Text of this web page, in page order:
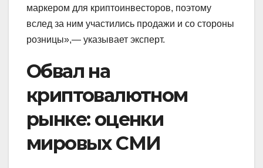
маркером для криптоинвесторов, поэтому
вслед за ним участились продажи и со стороны
розницы»,— указывает эксперт.
Обвал на
криптовалютном
рынке: оценки
мировых СМИ